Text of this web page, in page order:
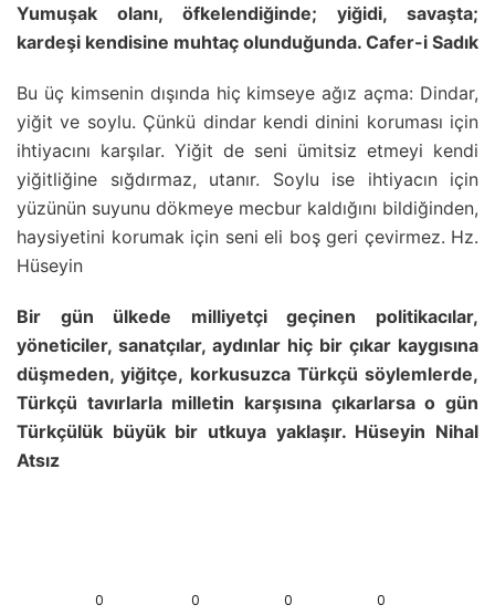
Yumuşak olanı, öfkelendiğinde; yiğidi, savaşta;
kardeşi kendisine muhtaç olunduğunda. Cafer-i Sadık
Bu üç kimsenin dışında hiç kimseye ağız açma: Dindar,
yiğit ve soylu. Çünkü dindar kendi dinini koruması için
ihtiyacını karşılar. Yiğit de seni ümitsiz etmeyi kendi
yiğitliğine sığdırmaz, utanır. Soylu ise ihtiyacın için
yüzünün suyunu dökmeye mecbur kaldığını bildiğinden,
haysiyetini korumak için seni eli boş geri çevirmez. Hz.
Hüseyin
Bir gün ülkede milliyetçi geçinen politikacılar,
yöneticiler, sanatçılar, aydınlar hiç bir çıkar kaygısına
düşmeden, yiğitçe, korkusuzca Türkçü söylemlerde,
Türkçü tavırlarla milletin karşısına çıkarlarsa o gün
Türkçülük büyük bir utkuya yaklaşır. Hüseyin Nihal
Atsız
0 0 0 0